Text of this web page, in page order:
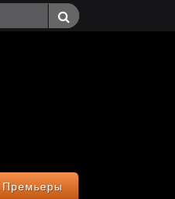
Премьеры